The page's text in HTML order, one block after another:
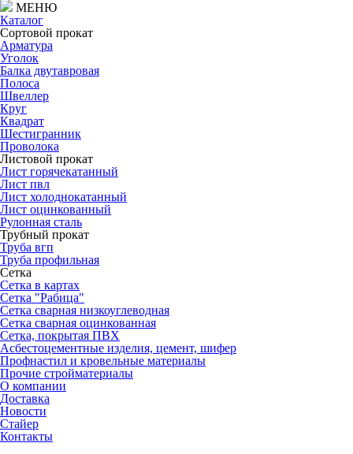
МЕНЮ
Каталог
Сортовой прокат
Арматура
Уголок
Балка двутавровая
Полоса
Швеллер
Круг
Квадрат
Шестигранник
Проволока
Листовой прокат
Лист горячекатанный
Лист пвл
Лист холоднокатанный
Лист оцинкованный
Рулонная сталь
Трубный прокат
Труба вгп
Труба профильная
Сетка
Сетка в картах
Сетка "Рабица"
Сетка сварная низкоуглеводная
Сетка сварная оцинкованная
Сетка, покрытая ПВХ
Асбестоцементные изделия, цемент, шифер
Профнастил и кровельные материалы
Прочие стройматериалы
О компании
Доставка
Новости
Стайер
Контакты